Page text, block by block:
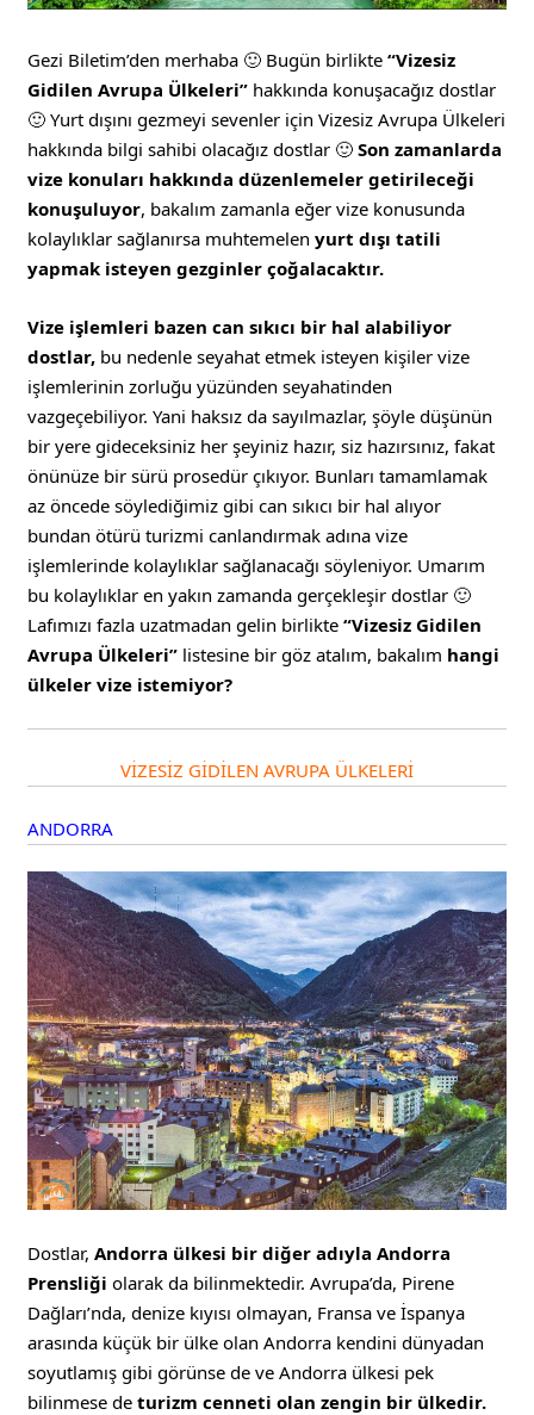
Gezi Biletim’den merhaba 🙂 Bugün birlikte“Vizesiz
Gidilen Avrupa Ülkeleri” hakkında konuşacağız dostlar
🙂 Yurt dışını gezmeyi sevenler için Vizesiz Avrupa Ülkeleri
hakkında bilgi sahibi olacağız dostlar 🙂Son zamanlarda
vize konuları hakkında düzenlemeler getirileceği
konuşuluyor, bakalım zamanla eğer vize konusunda
kolaylıklar sağlanırsa muhtemelenyurt dışı tatili
yapmak isteyen gezginler çoğalacaktır.
Vize işlemleri bazen can sıkıcı bir hal alabiliyor
dostlar, bu nedenle seyahat etmek isteyen kişiler vize
işlemlerinin zorluğu yüzünden seyahatinden
vazgeçebiliyor. Yani haksız da sayılmazlar, şöyle düşünün
bir yere gideceksiniz her şeyiniz hazır, siz hazırsınız, fakat
önünüze bir sürü prosedür çıkıyor. Bunları tamamlamak
az öncede söylediğimiz gibi can sıkıcı bir hal alıyor
bundan ötürü turizmi canlandırmak adına vize
işlemlerinde kolaylıklar sağlanacağı söyleniyor. Umarım
bu kolaylıklar en yakın zamanda gerçekleşir dostlar 🙂
Lafımızı fazla uzatmadan gelin birlikte“Vizesiz Gidilen
Avrupa Ülkeleri” listesine bir göz atalım, bakalım hangi
ülkeler vize istemiyor?
VİZESİZ GİDİLEN AVRUPA ÜLKELERİ
ANDORRA
Dostlar,Andorra ülkesi bir diğer adıyla Andorra
Prensliği olarak da bilinmektedir. Avrupa’da, Pirene
Dağları’nda, denize kıyısı olmayan, Fransa ve İspanya
arasında küçük bir ülke olan Andorra kendini dünyadan
soyutlamış gibi görünse de ve Andorra ülkesi pek
bilinmese deturizm cenneti olan zengin bir ülkedir.